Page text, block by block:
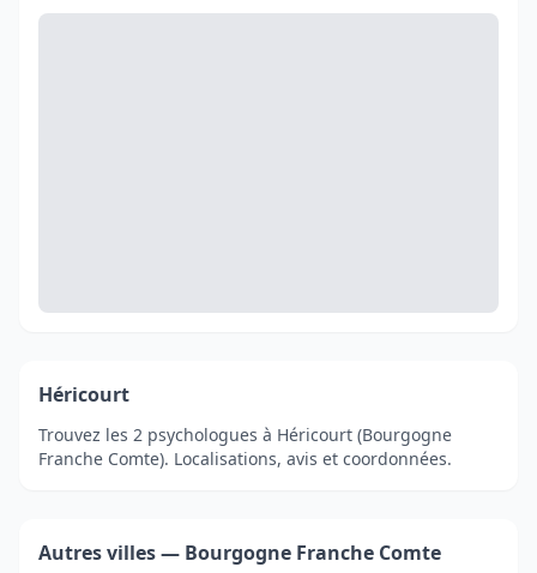
Héricourt
Trouvez les 2 psychologues à Héricourt (Bourgogne
Franche Comte). Localisations, avis et coordonnées.
Autres villes — Bourgogne Franche Comte